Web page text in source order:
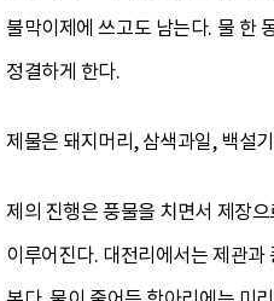
불막이제에 쓰고도 남는다. 물 한
정결하게 한다.
제물은 돼지머리, 삼색과일, 백설
제의 진행은 풍물을 치면서 제장
이루어진다. 대전리에서는 제관